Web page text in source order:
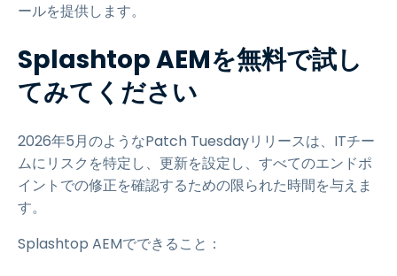
ールを提供します。
Splashtop AEMを無料で試し
てみてください
2026年5月のようなPatch Tuesdayリリースは、ITチー
ムにリスクを特定し、更新を設定し、すべてのエンドポ
イントでの修正を確認するための限られた時間を与えま
す。
Splashtop AEMでできること：